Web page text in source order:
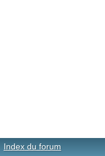
Index du forum